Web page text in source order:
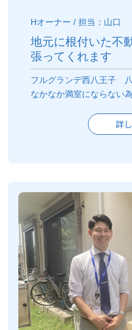
Hオーナー / 担当：山口
地元に根付いた不
張ってくれます
フルグランデ西八王子
なかなか満室にならない
詳